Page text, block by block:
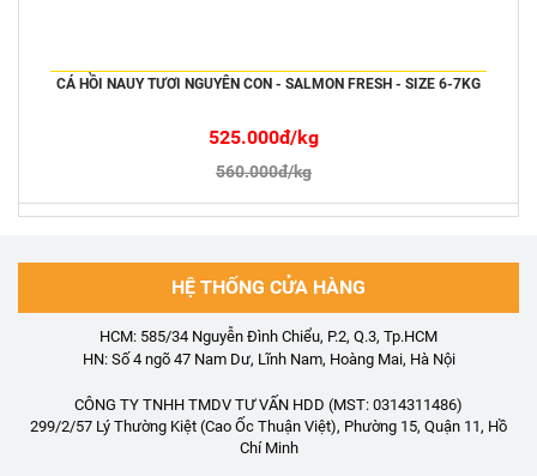
CÁ HỒI NAUY TƯƠI NGUYÊN CON - SALMON FRESH - SIZE 6-7KG
525.000đ/kg
560.000đ/kg
HỆ THỐNG CỬA HÀNG
HCM: 585/34 Nguyễn Đình Chiểu, P.2, Q.3, Tp.HCM
HN: Số 4 ngõ 47 Nam Dư, Lĩnh Nam, Hoàng Mai, Hà Nội
CÔNG TY TNHH TMDV TƯ VẤN HDD (MST: 0314311486)
299/2/57 Lý Thường Kiệt (Cao Ốc Thuận Việt), Phường 15, Quận 11, Hồ
Chí Minh